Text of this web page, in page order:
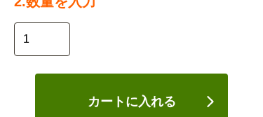
カートに入れる